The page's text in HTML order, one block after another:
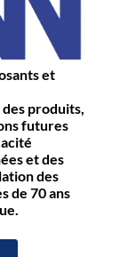
et
produits,
futures
et des
des
de 70 ans